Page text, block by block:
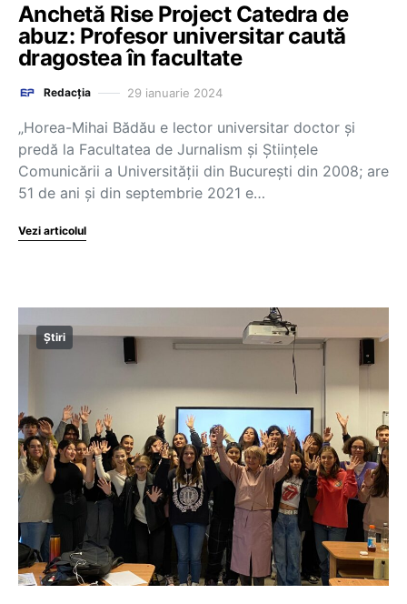
Anchetă Rise Project Catedra de
abuz: Profesor universitar caută
dragostea în facultate
Redacția 29 ianuarie 2024
„Horea-Mihai Bădău e lector universitar doctor și
predă la Facultatea de Jurnalism și Științele
Comunicării a Universității din București din 2008; are
51 de ani și din septembrie 2021 e…
Vezi articolul
Știri